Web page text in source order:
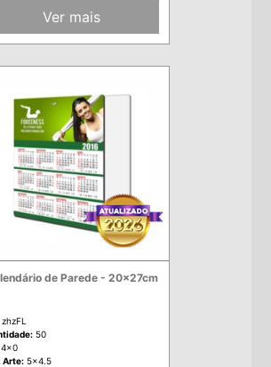
Ver mais
de Parede - 20x27cm
zhzFL
50
4x0
Arte: 5x4.5